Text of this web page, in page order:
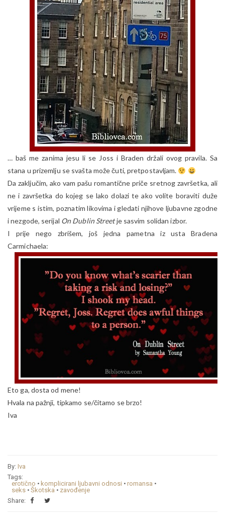
… baš me zanima jesu li se Joss i Braden držali ovog pravila. Sa
stana u prizemlju se svašta može čuti, pretpostavljam.
Da zaključim, ako vam pašu romantične priče sretnog završetka, ali
ne i završetka do kojeg se lako dolazi te ako volite boraviti duže
vrijeme s istim, poznatim likovima i gledati njihove ljubavne zgodne
i nezgode, serijal On Dublin Streetje sasvim solidan izbor.
I prije nego zbrišem, još jedna pametna iz usta Bradena
Carmichaela:
Eto ga, dosta od mene!
Hvala na pažnji, tipkamo se/čitamo se brzo!
Iva
By: Iva
Tags:
erotično • komplicirani ljubavni odnosi • romansa •
seks • Škotska • zavođenje
Share: